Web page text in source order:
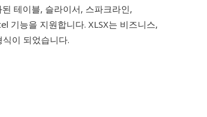
테이블, 슬라이서, 스파크라인,
기능을 지원합니다. XLSX는 비즈니스,
이 되었습니다.